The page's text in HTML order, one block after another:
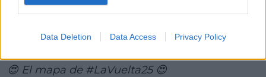
Data Deletion Data Access Privacy Policy
Wie: Solosieg aus dem Ausbruch heraus.
😍 Here's the official route of #LaVuelta25
😍 El mapa de #LaVuelta25😍